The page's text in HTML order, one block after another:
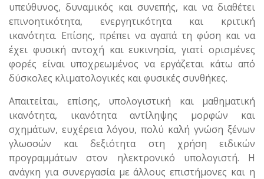
υπεύθυνος, δυναμικός και συνεπής, και να διαθέτει
επινοητικότητα, ενεργητικότητα και κριτική
ικανότητα. Επίσης, πρέπει να αγαπά τη φύση και να
έχει φυσική αντοχή και ευκινησία, γιατί ορισμένες
φορές είναι υποχρεωμένος να εργάζεται κάτω από
δύσκολες κλιματολογικές και φυσικές συνθήκες.
Απαιτείται, επίσης, υπολογιστική και μαθηματική
ικανότητα, ικανότητα αντίληψης μορφών και
σχημάτων, ευχέρεια λόγου, πολύ καλή γνώση ξένων
γλωσσών και δεξιότητα στη χρήση ειδικών
προγραμμάτων στον ηλεκτρονικό υπολογιστή. Η
ανάγκη για συνεργασία με άλλους επιστήμονες και η